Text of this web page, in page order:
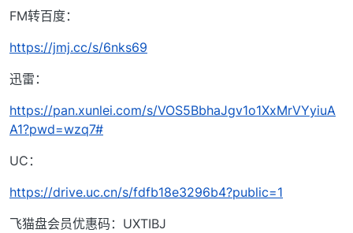
FM转百度：
https://jmj.cc/s/6nks69
迅雷：
https://pan.xunlei.com/s/VOS5BbhaJgv1o1XxMrVYyiuA
A1?pwd=wzq7#
UC：
https://drive.uc.cn/s/fdfb18e3296b4?public=1
飞猫盘会员优惠码：UXTIBJ